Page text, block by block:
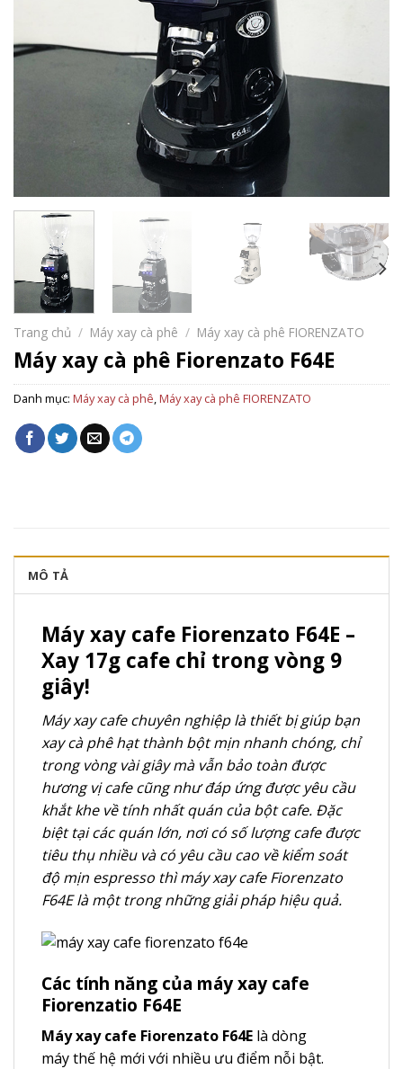
Trang chủ / Máy xay cà phê / Máy xay cà phê FIORENZATO
Máy xay cà phê Fiorenzato F64E
Danh mục: Máy xay cà phê,Máy xay cà phê FIORENZATO
MÔ TẢ
Máy xay cafe Fiorenzato F64E –
Xay 17g cafe chỉ trong vòng 9
giây!
Máy xay cafe chuyên nghiệp là thiết bị giúp bạn
xay cà phê hạt thành bột mịn nhanh chóng, chỉ
trong vòng vài giây mà vẫn bảo toàn được
hương vị cafe cũng như đáp ứng được yêu cầu
khắt khe về tính nhất quán của bột cafe. Đặc
biệt tại các quán lớn, nơi có số lượng cafe được
tiêu thụ nhiều và có yêu cầu cao về kiểm soát
độ mịn espresso thì máy xay cafe Fiorenzato
F64E là một trong những giải pháp hiệu quả.
Các tính năng của máy xay cafe
Fiorenzatio F64E
Máy xay cafe Fiorenzato F64E là dòng
máy thế hệ mới với nhiều ưu điểm nỗi bật.